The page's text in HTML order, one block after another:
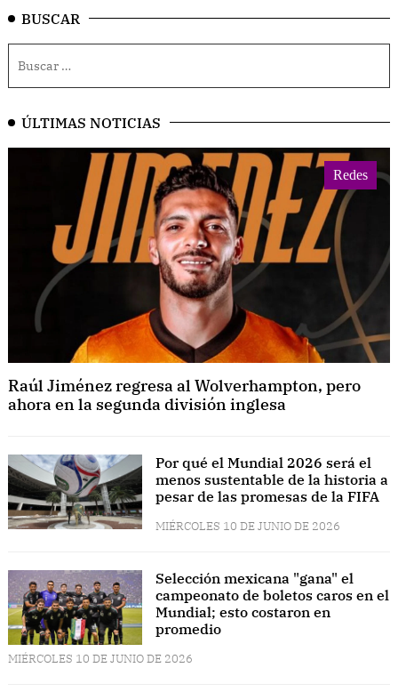
BUSCAR
ÚLTIMAS NOTICIAS
Redes
Raúl Jiménez regresa al Wolverhampton, pero
ahora en la segunda división inglesa
Por qué el Mundial 2026 será el
menos sustentable de la historia a
pesar de las promesas de la FIFA
MIÉRCOLES 10 DE JUNIO DE 2026
Selección mexicana "gana" el
campeonato de boletos caros en el
Mundial; esto costaron en
promedio
MIÉRCOLES 10 DE JUNIO DE 2026